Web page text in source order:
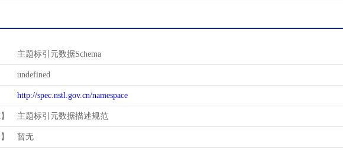
主题标引元数据Schema
undefined
http://spec.nstl.gov.cn/namespace
主题标引元数据描述规范
暂无